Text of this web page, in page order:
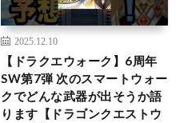
2025.12.10
【ドラクエウォーク】6周年
SW第7弾 次のスマートウォー
クでどんな武器が出そうか語
ります【ドラゴンクエストウ